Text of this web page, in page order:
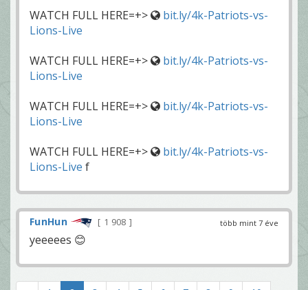
WATCH FULL HERE=+>
bit.ly/4k-Patriots-vs-
Lions-Live
WATCH FULL HERE=+>
bit.ly/4k-Patriots-vs-
Lions-Live
WATCH FULL HERE=+>
bit.ly/4k-Patriots-vs-
Lions-Live
WATCH FULL HERE=+>
bit.ly/4k-Patriots-vs-
Lions-Live f
több mint 7 éve
FunHun 1 908
yeeeees 😊